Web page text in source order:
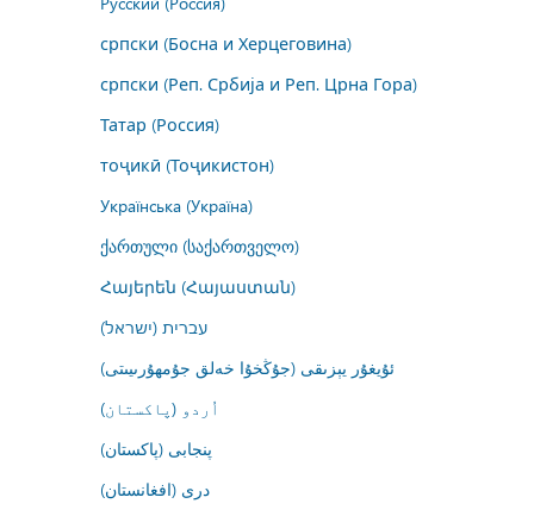
српски (Босна и Херцеговина)
српски (Реп. Србија и Реп. Црна Гора)
Татар (Россия)
тоҷикӣ (Тоҷикистон)
Українська (Україна)
ქართული (საქართველო)
Հայերեն (Հայաստան)
עברית (ישראל)
ئۇيغۇر يېزىقى (جۇڭخۇا خەلق جۇمھۇرىيىتى)
اُردو (پاکستان)
پنجابی (پاکستان)
درى (افغانستان)